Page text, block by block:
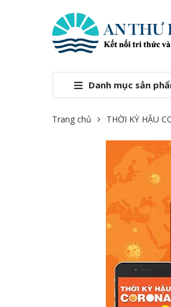
Danh mục sản
Trang chủ THỜI KỲ HẬU